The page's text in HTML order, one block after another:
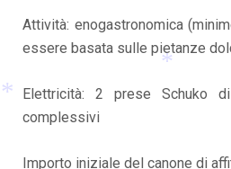
Attività: enogastronomica
essere basata sulle pietanze
Elettricità: 2 prese
complessivi
Importo iniziale del canone di